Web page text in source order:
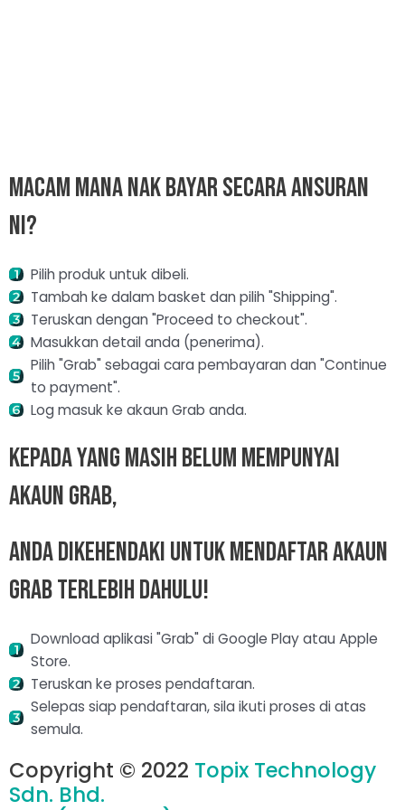
Macam Mana Nak Bayar Secara Ansuran
Ni?
Pilih produk untuk dibeli.
Tambah ke dalam basket dan pilih "Shipping".
Teruskan dengan "Proceed to checkout".
Masukkan detail anda (penerima).
Pilih "Grab" sebagai cara pembayaran dan "Continue
to payment".
Log masuk ke akaun Grab anda.
Kepada Yang Masih Belum Mempunyai
Akaun Grab,
Anda Dikehendaki Untuk mendaftar Akaun
Grab terlebih Dahulu!
Download aplikasi "Grab" di Google Play atau Apple
Store.
Teruskan ke proses pendaftaran.
Selepas siap pendaftaran, sila ikuti proses di atas
semula.
Copyright © 2022 Topix Technology
Sdn. Bhd.